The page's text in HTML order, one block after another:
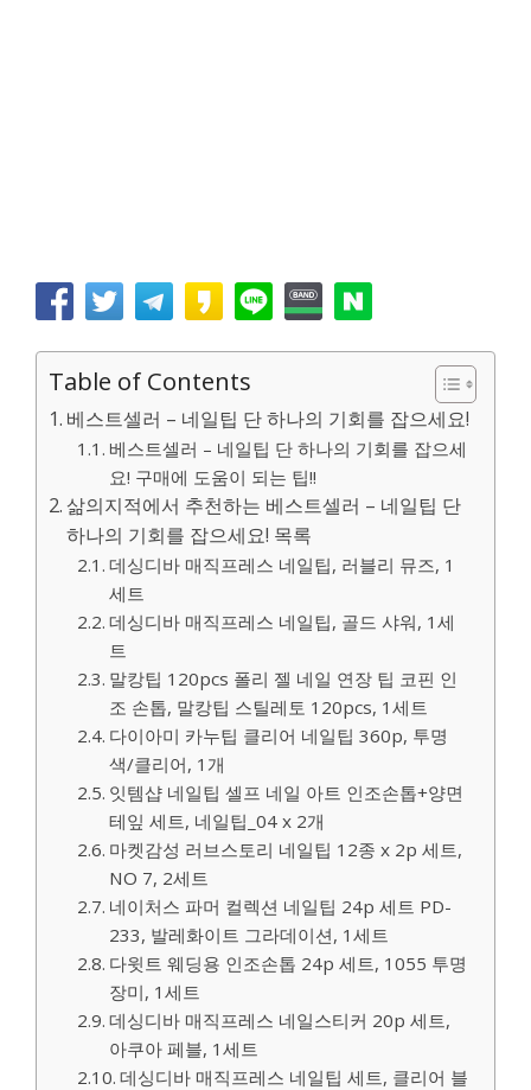
Table of Contents
베스트셀러 – 네일팁 단 하나의 기회를 잡으세요!
베스트셀러 – 네일팁 단 하나의 기회를 잡으세
요! 구매에 도움이 되는 팁!!
삶의지적에서 추천하는 베스트셀러 – 네일팁 단
하나의 기회를 잡으세요! 목록
데싱디바 매직프레스 네일팁, 러블리 뮤즈, 1
세트
데싱디바 매직프레스 네일팁, 골드 샤워, 1세
트
말캉팁 120pcs 폴리 젤 네일 연장 팁 코핀 인
조 손톱, 말캉팁 스틸레토 120pcs, 1세트
다이아미 카누팁 클리어 네일팁 360p, 투명
색/클리어, 1개
잇템샵 네일팁 셀프 네일 아트 인조손톱+양면
테잎 세트, 네일팁_04 x 2개
마켓감성 러브스토리 네일팁 12종 x 2p 세트,
NO 7, 2세트
네이처스 파머 컬렉션 네일팁 24p 세트 PD-
233, 발레화이트 그라데이션, 1세트
다윗트 웨딩용 인조손톱 24p 세트, 1055 투명
장미, 1세트
데싱디바 매직프레스 네일스티커 20p 세트,
아쿠아 페블, 1세트
데싱디바 매직프레스 네일팁 세트, 클리어 블